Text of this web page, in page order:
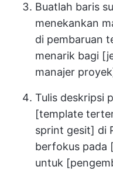
Buatlah baris
menekankan
di pembaruan
menarik bagi
manajer
Tulis deskripsi
[template
sprint gesit] di
berfokus pada
untuk